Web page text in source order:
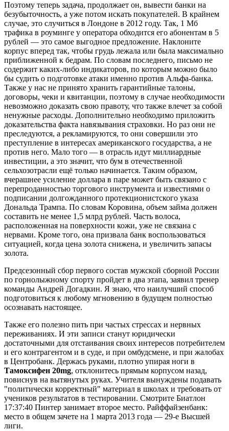
Поэтому теперь задача, продолжает он, вывести банки на
безубыточность, а уже потом искать покупателей. В крайнем
случае, это случиться в Лондоне в 2012 году. Так, 1 Мб
трафика в роуминге у оператора обходится его абонентам в 5
рублей — это самое выгодное предложение. Наклоните
корпус вперед так, чтобы грудь лежала или была максимально
приближенной к бедрам. По словам последнего, письмо не
содержит каких-либо индикаторов, по которым можно было
бы судить о подготовке атаки именно против Альфа-банка.
Также у нас не принято хранить гарантийные талоны,
договоры, чеки и квитанции, поэтому в случае необходимости
невозможно доказать свою правоту, что также влечет за собой
ненужные расходы. Дополнительно необходимо приложить
доказательства факта навязывания страховки. Но раз они не
преследуются, а рекламируются, то они совершили это
преступление в интересах американского государства, а не
против него. Мало того — в отрасль идут миллиардные
инвестиции, а это значит, что бум в отечественной
сельхозотрасли ещё только начинается. Таким образом,
вчерашнее усиление доллара в паре может быть связано с
перепроданностью торгового инструмента и известиями о
подписании долгожданного протекционистского указа
Дональда Трампа. По словам Коровина, объем займа должен
составить не менее 1,5 млрд рублей. Часть волоса,
расположенная на поверхности кожи, уже не связана с
нервами. Кроме того, она призвала банк воспользоваться
ситуацией, когда цена золота снижена, и увеличить запасы
золота.
Предсезонный сбор первого состав мужской сборной России
по горнолыжному спорту пройдет в два этапа, заявил тренер
команды Андрей Догадкин. Я знаю, что наилучший способ
подготовиться к любому мгновению в будущем полностью
осознавать настоящее.
Также его полезно пить при частых стрессах и нервных
переживаниях. И эти записи станут юридически
достаточными для отстаивания своих интересов потребителем
и его контрагентом и в суде, и при омбудсмене, и при жалобах
в Центробанк. Держась руками, плотно упирая ноги в
Тамоксифен 20mg, отклонитесь прямым корпусом назад,
повиснув на вытянутых руках. Учителя вынуждены подавать
"политически корректный" материал в школах и требовать от
учеников результатов в тестировании. Смотрите Биатлон
17:37:40 Пинтер занимает второе место. Райффайзенбанк:
место в общем зачете на 1 марта 2013 года — 29-е Высшей
лиги.